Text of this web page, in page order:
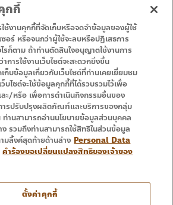
• Promotion
• Contact Us
: 053 333 666
กกี้
ช้งานคุกกี้ที่จัดเก็บหรือจดจำข้อมูลของผู้ใช้
ซอร์ หรือจนกว่าผู้ใช้จะลบหรือปฏิเสธการ
รก็ตาม ถ้าท่านตัดสินใจอนุญาตใช้งานการ
ารใช้งานเว็บไซต์จะสะดวกยิ่งขึ้น
ก็บข้อมูลเกี่ยวกับเว็บไซต์ที่ท่านเคยเยี่ยมชม
บไซต์จะใช้ข้อมูลคุกกี้ที่ได้รวบรวมไว้เพื่อ
ละ/หรือ เพื่อการดำเนินกิจกรรมอื่นของ
รปรับปรุงผลิตภัณฑ์และบริการของกลุ่ม
านสามารถอ่านนโยบายข้อมูลส่วนบุคคล
รวมถึงท่านสามารถใช้สิทธิในส่วนข้อมูล
มลิ้งค์สุดท้ายด้านล่าง Personal Data
คำร้องขอเปลี่ยนแปลงสิทธิของเจ้าของ
ตั้งค่าคุกกี้